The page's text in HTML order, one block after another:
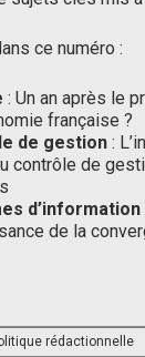
ce numéro :
: Un an après le
française ?
de gestion :
contrôle de
d’information
de la
rédactionnelle